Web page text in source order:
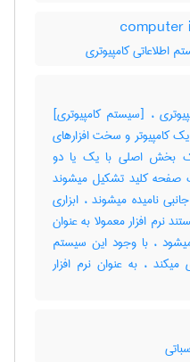
اطلاعاتی کامپیوتری
، [سیستم کامپیوتری]
کامپیوتر و سخت افزارهای
یک بخش اصلی با یک یا دو
کلید تشکیل میشوند
نامیده میشوند ، ابزاری
نرم افزار معمولا به عنوان
، با وجود این سیستم
، به عنوان نرم افزار